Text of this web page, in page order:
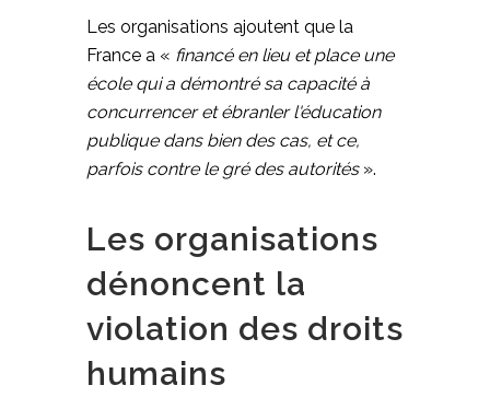
Les organisations ajoutent que la
France a « financé en lieu et place une
école qui a démontré sa capacité à
concurrencer et ébranler l'éducation
publique dans bien des cas, et ce,
parfois contre le gré des autorités ».
Les organisations
dénoncent la
violation des droits
humains